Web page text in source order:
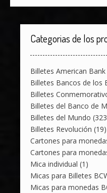
Categorias de los
Billetes American
Billetes Bancos de los
Billetes
Billetes del Banco de
Billetes del Mundo
Billetes Revolución (19)
Cartones para
Cartones para
Mica individual (1)
Micas para Billetes
Micas para monedas